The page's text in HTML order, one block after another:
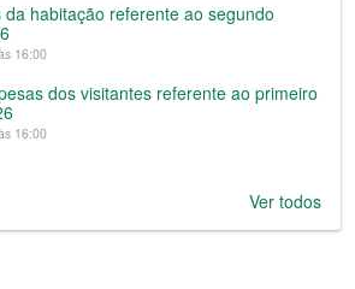
habitação referente ao segundo
16:00
dos visitantes referente ao primeiro
16:00
Ver todos